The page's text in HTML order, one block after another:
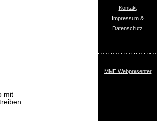
Kontakt
Impressum &
Datenschutz
MME Webpresenter
mit